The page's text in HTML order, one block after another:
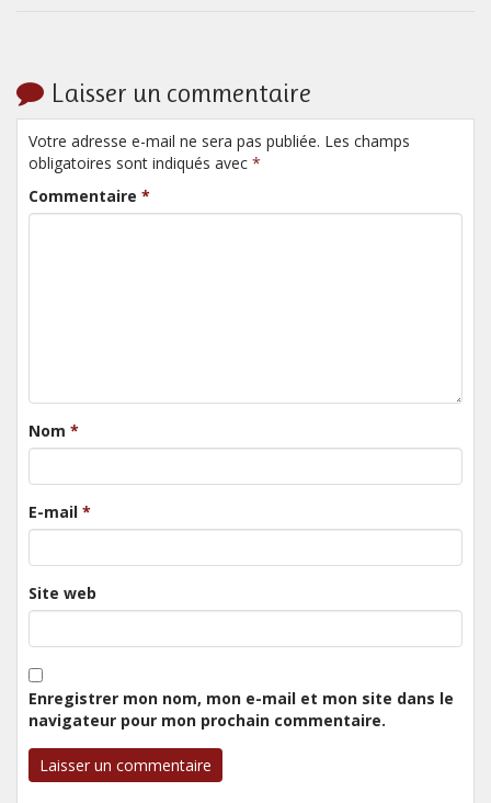
Laisser un commentaire
Votre adresse e-mail ne sera pas publiée. Les champs
obligatoires sont indiqués avec *
Commentaire *
Nom *
E-mail *
Site web
Enregistrer mon nom, mon e-mail et mon site dans le
navigateur pour mon prochain commentaire.